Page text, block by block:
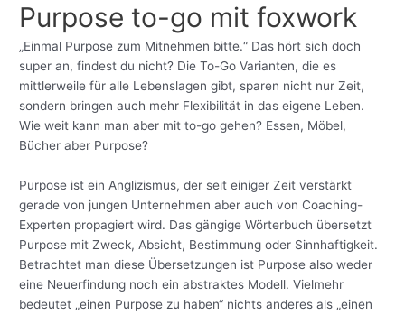
Purpose to-go mit foxwork
„Einmal Purpose zum Mitnehmen bitte.“ Das hört sich doch
super an, findest du nicht? Die To-Go Varianten, die es
mittlerweile für alle Lebenslagen gibt, sparen nicht nur Zeit,
sondern bringen auch mehr Flexibilität in das eigene Leben.
Wie weit kann man aber mit to-go gehen? Essen, Möbel,
Bücher aber Purpose?
Purpose ist ein Anglizismus, der seit einiger Zeit verstärkt
gerade von jungen Unternehmen aber auch von Coaching-
Experten propagiert wird. Das gängige Wörterbuch übersetzt
Purpose mit Zweck, Absicht, Bestimmung oder Sinnhaftigkeit.
Betrachtet man diese Übersetzungen ist Purpose also weder
eine Neuerfindung noch ein abstraktes Modell. Vielmehr
bedeutet „einen Purpose zu haben“ nichts anderes als „einen